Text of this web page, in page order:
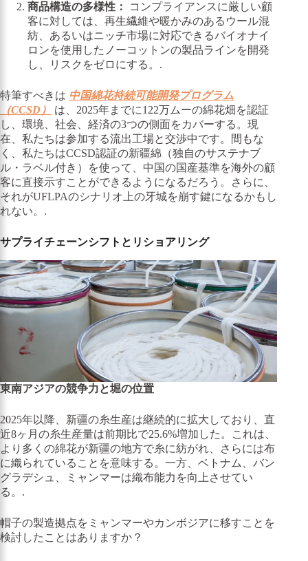
商品構造の多様性：
コンプライアンスに厳しい顧
客に対しては、再生繊維や暖かみのあるウール混
紡、あるいはニッチ市場に対応できるバイオナイ
ロンを使用したノーコットンの製品ラインを開発
し、リスクをゼロにする。.
特筆すべきは 中国綿花持続可能開発プログラム
（CCSD）
は、2025年までに122万ムーの綿花畑を認証
し、環境、社会、経済の3つの側面をカバーする。現
在、私たちは参加する流出工場と交渉中です。間もな
く、私たちはCCSD認証の新疆綿（独自のサステナブ
ル・ラベル付き）を使って、中国の国産基準を海外の顧
客に直接示すことができるようになるだろう。さらに、
それがUFLPAのシナリオ上の牙城を崩す鍵になるかもし
れない。.
サプライチェーンシフトとリショアリング
東南アジアの競争力と堀の位置
2025年以降、新疆の糸生産は継続的に拡大しており、直
近8ヶ月の糸生産量は前期比で25.6%増加した。これは、
より多くの綿花が新疆の地方で糸に紡がれ、さらには布
に織られていることを意味する。一方、ベトナム、バン
グラデシュ、ミャンマーは織布能力を向上させてい
る。.
帽子の製造拠点をミャンマーやカンボジアに移すことを
検討したことはありますか？